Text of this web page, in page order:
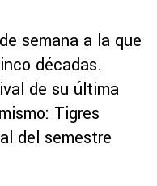
semana a la que
décadas.
de su última
Tigres
del semestre